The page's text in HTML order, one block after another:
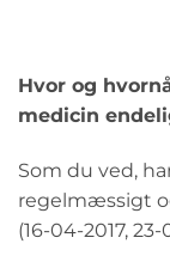
Hvor og
medicin
Som du ved,
regelmæssigt
(16-04-2017,